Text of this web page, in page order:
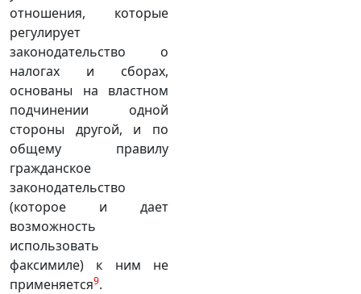
отношения, которые
регулирует
законодательство о
налогах и сборах,
основаны на властном
подчинении одной
стороны другой, и по
общему правилу
гражданское
законодательство
(которое и дает
возможность
использовать
факсимиле) к ним не
применяется9.